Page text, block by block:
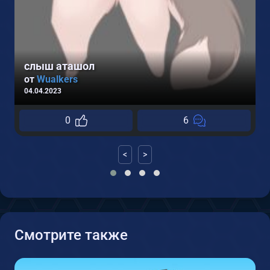
слыш аташол
от Wualkers
04.04.2023
0 6
< >
Смотрите также